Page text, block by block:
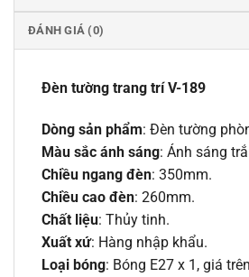
ĐÁNH GIÁ (0)
Đèn tường trang trí V-189
Dòng sản phẩm: Đèn tường
Màu sắc ánh sáng: Ánh sáng
Chiều ngang đèn: 350mm.
Chiều cao đèn: 260mm.
Chất liệu: Thủy tinh.
Xuất xứ: Hàng nhập khẩu.
Loại bóng: Bóng E27 x 1, giá